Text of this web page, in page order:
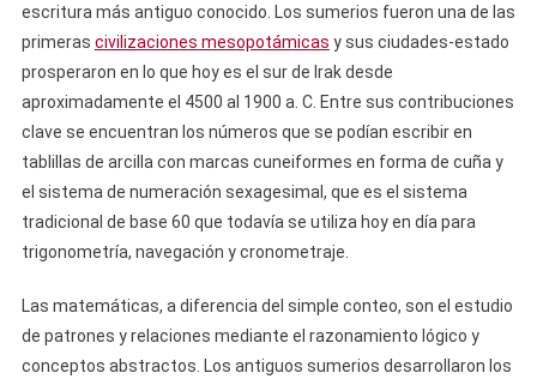
escritura más antiguo conocido. Los sumerios fueron una de las
primeras civilizaciones mesopotámicas y sus ciudades-estado
prosperaron en lo que hoy es el sur de Irak desde
aproximadamente el 4500 al 1900 a. C. Entre sus contribuciones
clave se encuentran los números que se podían escribir en
tablillas de arcilla con marcas cuneiformes en forma de cuña y
el sistema de numeración sexagesimal, que es el sistema
tradicional de base 60 que todavía se utiliza hoy en día para
trigonometría, navegación y cronometraje.
Las matemáticas, a diferencia del simple conteo, son el estudio
de patrones y relaciones mediante el razonamiento lógico y
conceptos abstractos. Los antiguos sumerios desarrollaron los